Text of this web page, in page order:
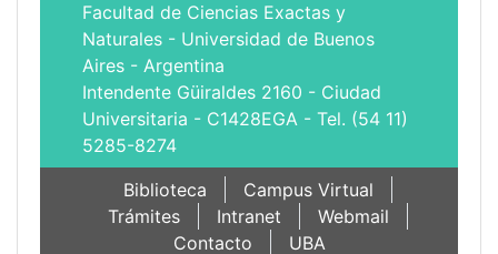
Facultad de Ciencias Exactas y
Naturales - Universidad de Buenos
Aires - Argentina
Intendente Güiraldes 2160 - Ciudad
Universitaria - C1428EGA - Tel. (54 11)
5285-8274
Biblioteca
Campus Virtual
Trámites
Intranet
Webmail
Contacto
UBA